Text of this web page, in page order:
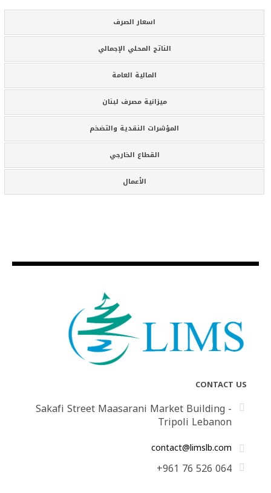
اسعار الصرف
الناتج المحلي الإجمالي
المالية العامة
ميزانية مصرف لبنان
المؤشرات النقدية والتضخم
القطاع الخارجي
الأعمال
CONTACT US
Sakafi Street Maasarani Market Building -
Tripoli Lebanon
contact@limslb.com
+961 76 526 064